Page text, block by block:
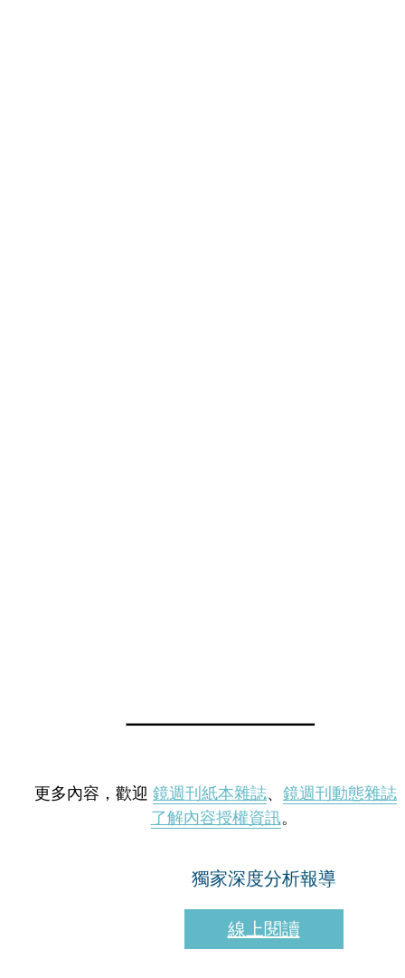
更多內容，歡迎 鏡週刊紙本雜誌、 鏡週刊動態雜誌
了解內容授權資訊。
獨家深度分析報導
線上閱讀